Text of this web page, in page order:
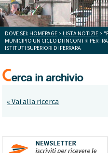
DOVE SEI: HOMEPAGE > LISTA NOTIZIE >
MUNICIPIO UN CICLO DI INCONTRI PER I
ISTITUTI SUPERIORI DI FERRARA
« Vai alla ricerca